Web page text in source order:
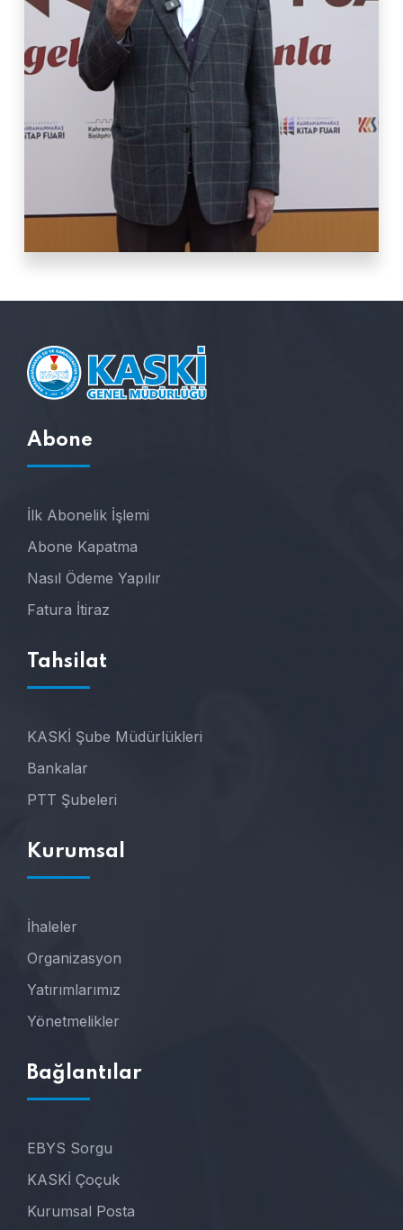
Abone
İlk Abonelik İşlemi
Abone Kapatma
Nasıl Ödeme Yapılır
Fatura İtiraz
Tahsilat
KASKİ Şube Müdürlükleri
Bankalar
PTT Şubeleri
Kurumsal
İhaleler
Organizasyon
Yatırımlarımız
Yönetmelikler
Bağlantılar
EBYS Sorgu
KASKİ Çoçuk
Kurumsal Posta